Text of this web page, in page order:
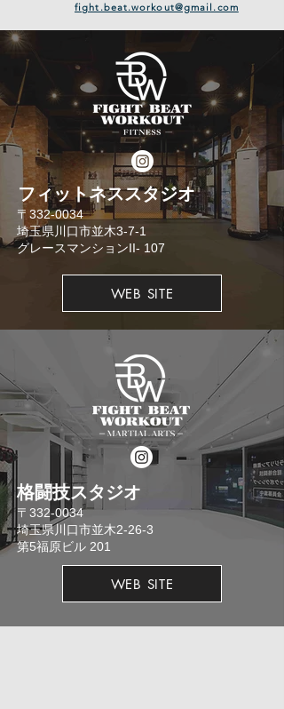
fight.beat.workout@gmail.com
​フィットネススタジオ
​〒332-0034
埼玉県川口市並木3-7-1
​グレースマンションII- 107
WEB SITE
格闘技スタジオ
​〒332-0034
埼玉県川口市並木2-26-3
​第5福原ビル 201
WEB SITE